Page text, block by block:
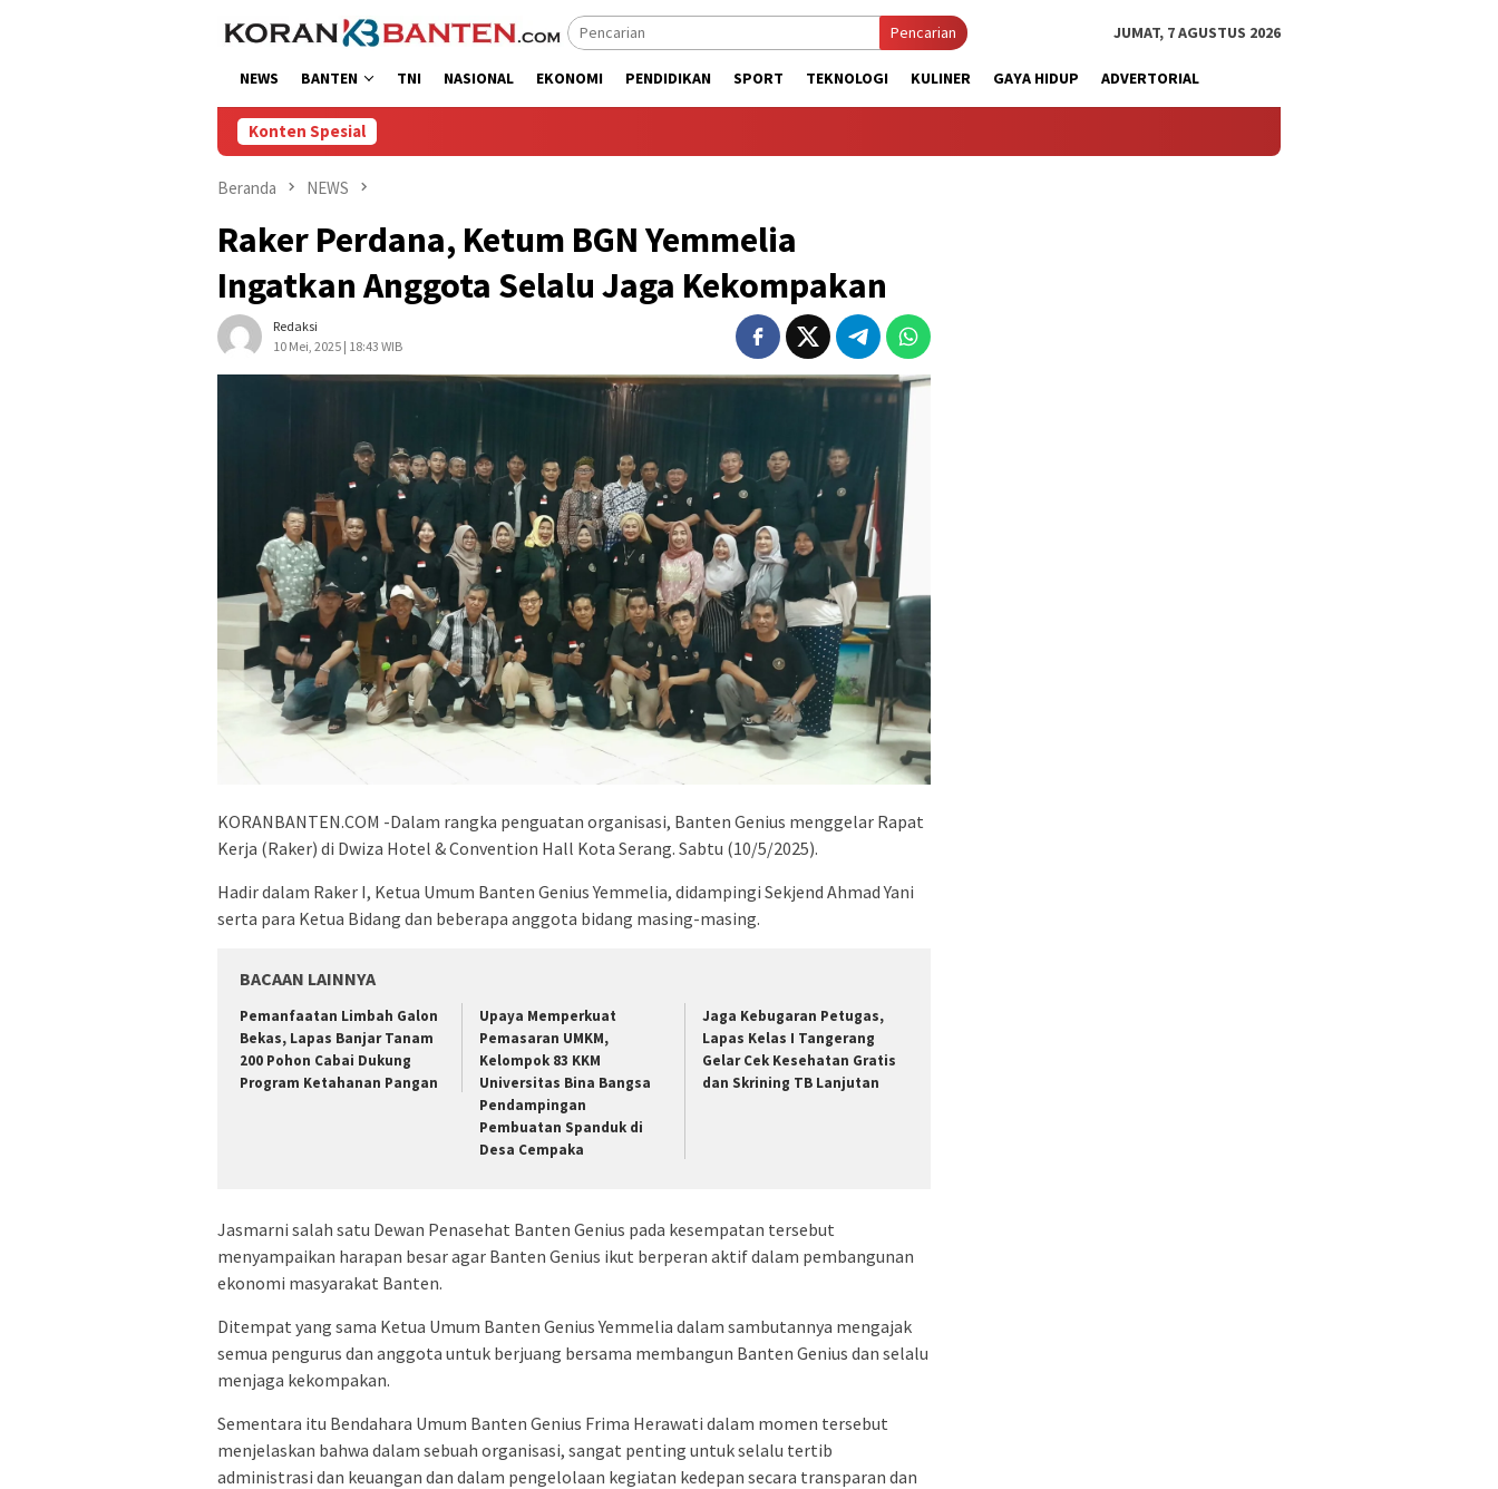
Pencarian JUMAT, 7 AGUSTUS 2026
NEWS BANTEN TNI NASIONAL EKONOMI PENDIDIKAN SPORT TEKNOLOGI KULINER GAYA HIDUP ADVERTORIAL
Konten Spesial
Beranda NEWS
Raker Perdana, Ketum BGN Yemmelia
Ingatkan Anggota Selalu Jaga Kekompakan
Redaksi
10 Mei, 2025 | 18:43 WIB
KORANBANTEN.COM -Dalam rangka penguatan organisasi, Banten Genius menggelar Rapat
Kerja (Raker) di Dwiza Hotel & Convention Hall Kota Serang. Sabtu (10/5/2025).
Hadir dalam Raker I, Ketua Umum Banten Genius Yemmelia, didampingi Sekjend Ahmad Yani
serta para Ketua Bidang dan beberapa anggota bidang masing-masing.
BACAAN LAINNYA
Pemanfaatan Limbah Galon
Bekas, Lapas Banjar Tanam
200 Pohon Cabai Dukung
Program Ketahanan Pangan
Upaya Memperkuat
Pemasaran UMKM,
Kelompok 83 KKM
Universitas Bina Bangsa
Pendampingan
Pembuatan Spanduk di
Desa Cempaka
Jaga Kebugaran Petugas,
Lapas Kelas I Tangerang
Gelar Cek Kesehatan Gratis
dan Skrining TB Lanjutan
Jasmarni salah satu Dewan Penasehat Banten Genius pada kesempatan tersebut
menyampaikan harapan besar agar Banten Genius ikut berperan aktif dalam pembangunan
ekonomi masyarakat Banten.
Ditempat yang sama Ketua Umum Banten Genius Yemmelia dalam sambutannya mengajak
semua pengurus dan anggota untuk berjuang bersama membangun Banten Genius dan selalu
menjaga kekompakan.
Sementara itu Bendahara Umum Banten Genius Frima Herawati dalam momen tersebut
menjelaskan bahwa dalam sebuah organisasi, sangat penting untuk selalu tertib
administrasi dan keuangan dan dalam pengelolaan kegiatan kedepan secara transparan dan